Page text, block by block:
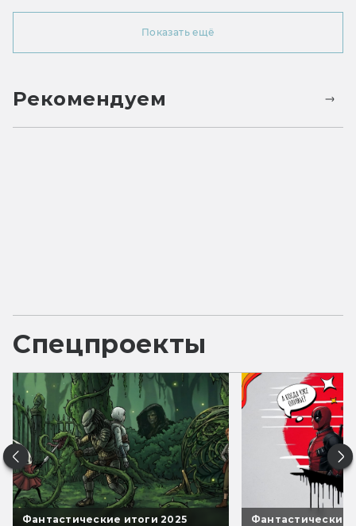
Показать ещё
Рекомендуем
Спецпроекты
Фантастические итоги 2025 Фантастические